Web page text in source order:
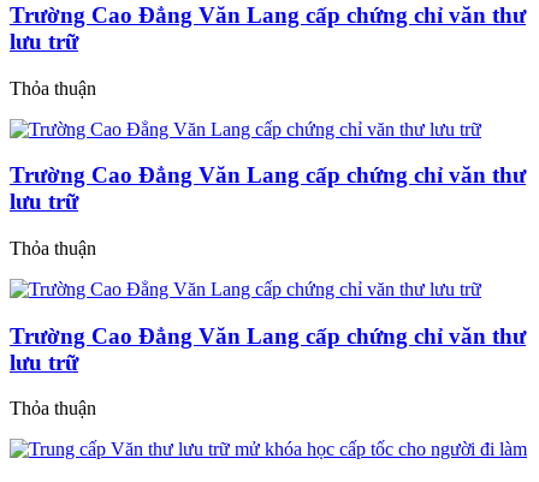
Trường Cao Đẳng Văn Lang cấp chứng chỉ văn thư
lưu trữ
Thỏa thuận
Trường Cao Đẳng Văn Lang cấp chứng chỉ văn thư
lưu trữ
Thỏa thuận
Trường Cao Đẳng Văn Lang cấp chứng chỉ văn thư
lưu trữ
Thỏa thuận